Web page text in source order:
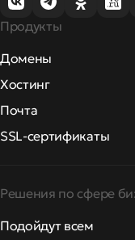
Продукты
Домены
Хостинг
Почта
SSL-сертификаты
Решения по сфере
Подойдут всем